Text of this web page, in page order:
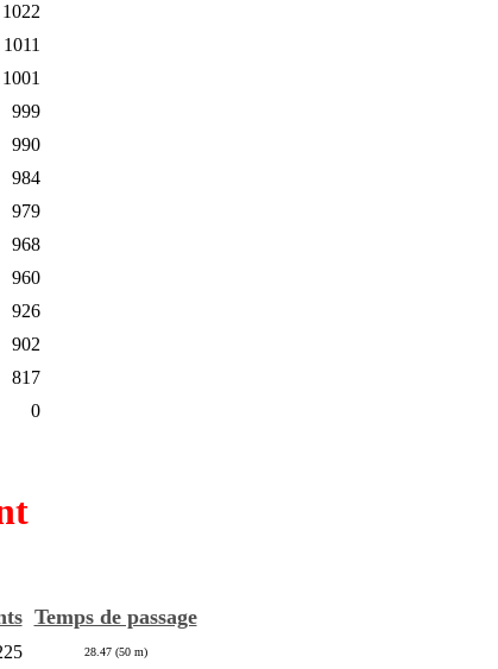
1022
1011
1001
999
990
984
979
968
960
926
902
817
0
Temps de passage
28.47 (50 m)